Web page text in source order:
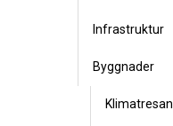
Infrastruktur
Byggnader
Klimatresan